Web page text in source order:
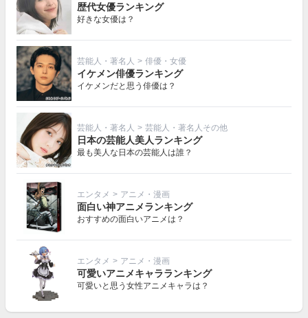
歴代女優ランキング
好きな女優は？
芸能人・著名人 > 俳優・女優
イケメン俳優ランキング
イケメンだと思う俳優は？
芸能人・著名人 > 芸能人・著名人その他
日本の芸能人美人ランキング
最も美人な日本の芸能人は誰？
エンタメ > アニメ・漫画
面白い神アニメランキング
おすすめの面白いアニメは？
エンタメ > アニメ・漫画
可愛いアニメキャラランキング
可愛いと思う女性アニメキャラは？